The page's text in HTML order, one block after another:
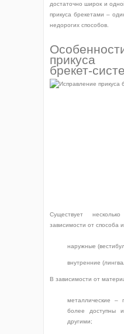
достаточно широк и
прикуса брекетами –
недорогих способов.
прикуса
брекет-
Существует
зависимости от способа
наружные
внутренние
В зависимости от
металлические –
более доступны
другими;